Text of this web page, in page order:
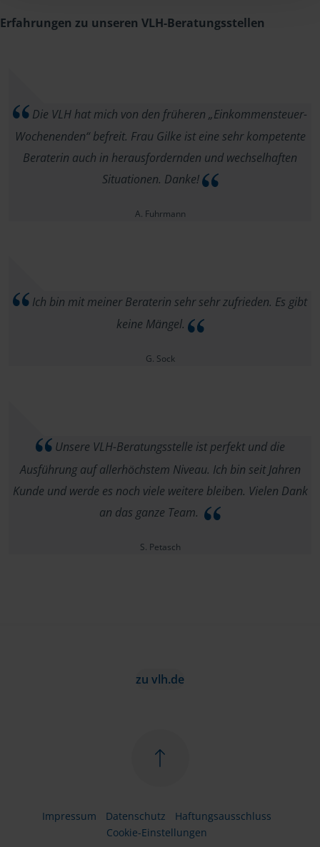
Erfahrungen zu unseren VLH-Beratungsstellen
Die VLH hat mich von den früheren „Einkommensteuer-
Wochenenden“ befreit. Frau Gilke ist eine sehr kompetente
Beraterin auch in herausfordernden und wechselhaften
Situationen. Danke!
A. Fuhrmann
Ich bin mit meiner Beraterin sehr sehr zufrieden. Es gibt
keine Mängel.
G. Sock
Unsere VLH-Beratungsstelle ist perfekt und die
Ausführung auf allerhöchstem Niveau. Ich bin seit Jahren
Kunde und werde es noch viele weitere bleiben. Vielen Dank
an das ganze Team.
S. Petasch
zu vlh.de
Impressum Datenschutz
Haftungsausschluss
Cookie-Einstellungen